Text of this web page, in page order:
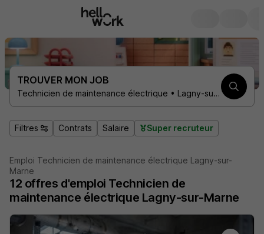
TROUVER MON JOB
Technicien de maintenance électrique • Lagny-sur-Marne 77400
Filtres Contrats Salaire Super recruteur
Emploi Technicien de maintenance électrique Lagny-sur-
Marne
12 offres d'emploi Technicien de
maintenance électrique Lagny-sur-Marne